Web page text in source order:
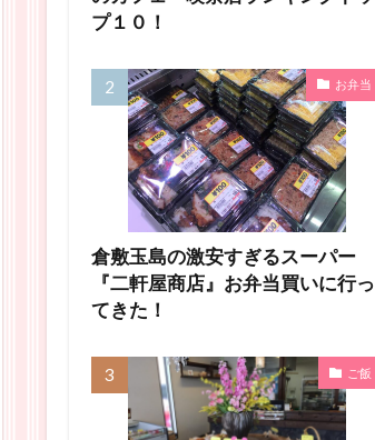
プ１０！
お弁当
倉敷玉島の激安すぎるスーパー
『二軒屋商店』お弁当買いに行っ
てきた！
ご飯